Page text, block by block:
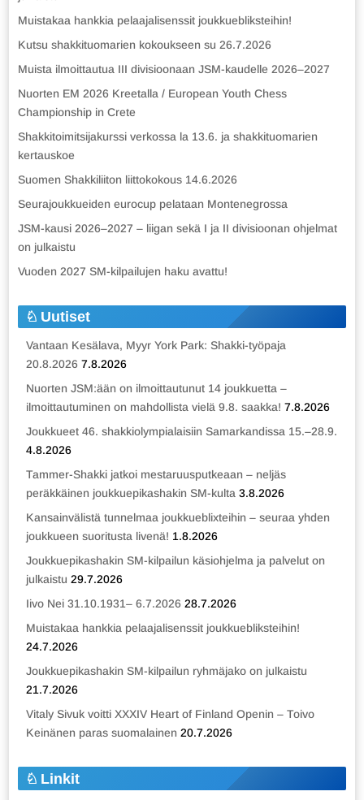
Muistakaa hankkia pelaajalisenssit joukkuebliksteihin!
Kutsu shakkituomarien kokoukseen su 26.7.2026
Muista ilmoittautua III divisioonaan JSM-kaudelle 2026–2027
Nuorten EM 2026 Kreetalla / European Youth Chess
Championship in Crete
Shakkitoimitsijakurssi verkossa la 13.6. ja shakkituomarien
kertauskoe
Suomen Shakkiliiton liittokokous 14.6.2026
Seurajoukkueiden eurocup pelataan Montenegrossa
JSM-kausi 2026–2027 – liigan sekä I ja II divisioonan ohjelmat
on julkaistu
Vuoden 2027 SM-kilpailujen haku avattu!
Uutiset
Vantaan Kesälava, Myyr York Park: Shakki-työpaja
20.8.2026 7.8.2026
Nuorten JSM:ään on ilmoittautunut 14 joukkuetta –
ilmoittautuminen on mahdollista vielä 9.8. saakka! 7.8.2026
Joukkueet 46. shakkiolympialaisiin Samarkandissa 15.–28.9.
4.8.2026
Tammer-Shakki jatkoi mestaruusputkeaan – neljäs
peräkkäinen joukkuepikashakin SM-kulta 3.8.2026
Kansainvälistä tunnelmaa joukkueblixteihin – seuraa yhden
joukkueen suoritusta livenä! 1.8.2026
Joukkuepikashakin SM-kilpailun käsiohjelma ja palvelut on
julkaistu 29.7.2026
Iivo Nei 31.10.1931– 6.7.2026 28.7.2026
Muistakaa hankkia pelaajalisenssit joukkuebliksteihin!
24.7.2026
Joukkuepikashakin SM-kilpailun ryhmäjako on julkaistu
21.7.2026
Vitaly Sivuk voitti XXXIV Heart of Finland Openin – Toivo
Keinänen paras suomalainen 20.7.2026
Linkit